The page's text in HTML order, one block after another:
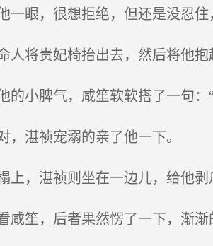
眼，很想拒绝，但还是没忍住
将贵妃椅抬出去，然后将他抱
小脾气，咸笙软软搭了一句：
湛祯宠溺的亲了他一下。
，湛祯则坐在一边儿，给他剥
笙，后者果然愣了一下，渐渐